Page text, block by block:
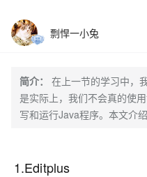
剽悍一小兔
简介：
在上一节的学习中，
是实际上，我们不会真的使
写和运行Java程序。本文介
1.Editplus